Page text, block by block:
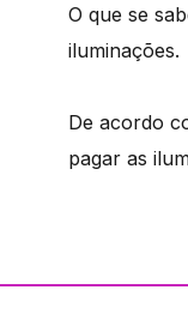
O que se
iluminações.
De acordo
pagar as